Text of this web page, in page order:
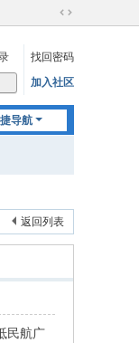
切
到
宽
找回密码
加入社区
导航
返回列表
民航广